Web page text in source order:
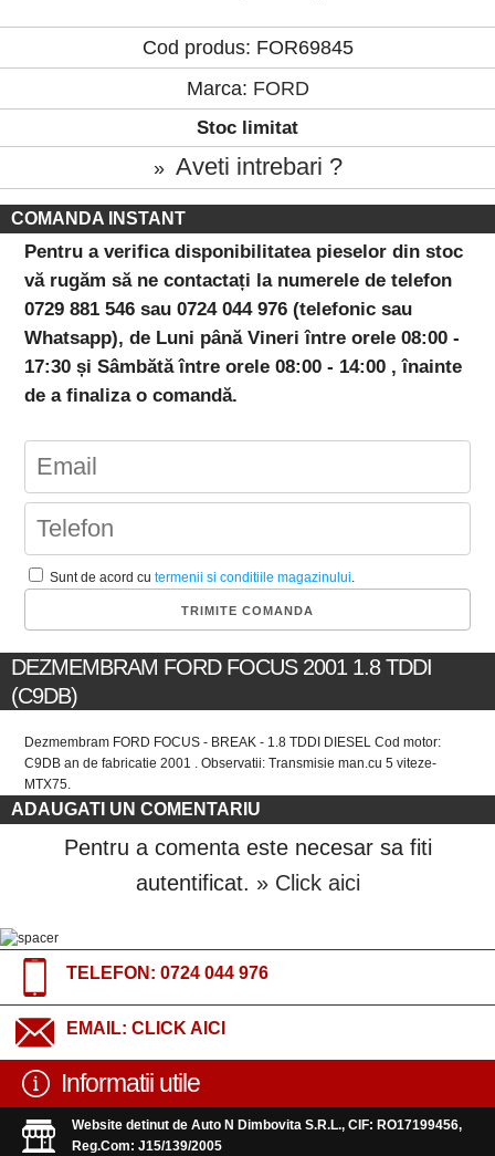
Cod produs: FOR69845
Marca: FORD
Stoc limitat
» Aveti intrebari ?
COMANDA INSTANT
Pentru a verifica disponibilitatea pieselor din stoc
vă rugăm să ne contactați la numerele de telefon
0729 881 546 sau 0724 044 976 (telefonic sau
Whatsapp), de Luni până Vineri între orele 08:00 -
17:30 și Sâmbătă între orele 08:00 - 14:00 , înainte
de a finaliza o comandă.
Sunt de acord cutermenii si conditiile magazinului.
DEZMEMBRAM FORD FOCUS 2001 1.8 TDDI
(C9DB)
Dezmembram FORD FOCUS - BREAK - 1.8 TDDI DIESEL Cod motor:
C9DB an de fabricatie 2001 . Observatii: Transmisie man.cu 5 viteze-
MTX75.
ADAUGATI UN COMENTARIU
Pentru a comenta este necesar sa fiti
autentificat. » Click aici
TELEFON: 0724 044 976
EMAIL: CLICK AICI
Informatii utile
Website detinut de Auto N Dimbovita S.R.L., CIF: RO17199456,
Reg.Com: J15/139/2005